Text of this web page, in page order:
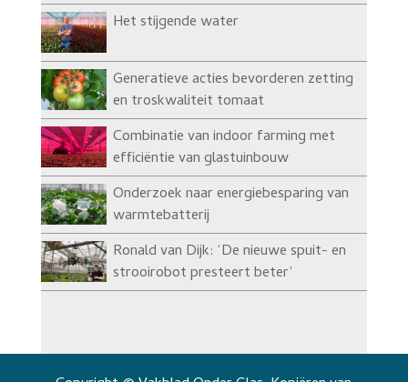
Het stijgende water
Generatieve acties bevorderen zetting
en troskwaliteit tomaat
Combinatie van indoor farming met
efficiëntie van glastuinbouw
Onderzoek naar energiebesparing van
warmtebatterij
Ronald van Dijk: ‘De nieuwe spuit- en
strooirobot presteert beter’